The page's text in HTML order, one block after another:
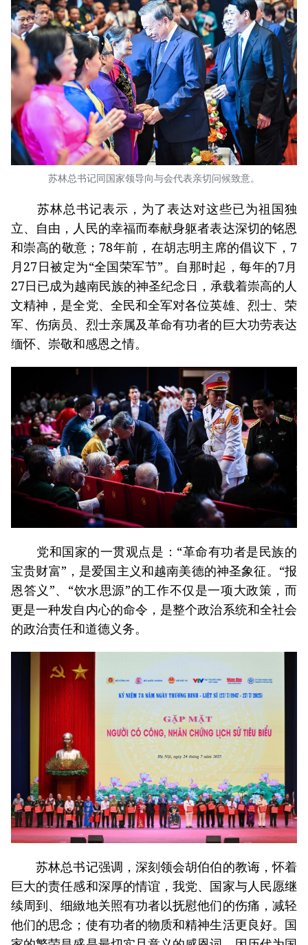
苏林总书记同国家领导向与会代表亲切问候致意。
苏林总书记表示，为了表达对这些已为祖国独
立、自由，人民的幸福而奉献身躯者表达深切的铭恩
和崇高的敬意；78年前，在胡志明主席的倡议下，7
月27日被定为“全国荣军节”。自那时起，每年的7月
27日已成为越南民族的神圣纪念日，承载着崇高的人
文精神，是全党、全民和全军对各位英雄、烈士、荣
军、伤病员、烈士亲属及革命有功者的巨大功劳表达
缅怀、崇敬和感恩之情。
党和国家的一贯观点是：“革命有功者是民族的
宝贵财富”，是爱国主义和越南美德的神圣象征。“报
恩答义”、“饮水思源”的工作不仅是一项大政策，而
更是一种发自内心的命令，是整个政治系统和全社会
的政治责任和道德义务。
苏林总书记强调，深刻领会胡伯伯的教诲，怀着
巨大的责任感和深厚的情谊，我党、国家与人民愿继
续周到、细緻地关照有功者以抚慰他们的伤痛，减轻
他们的思念；使有功者的物质和精神生活更良好。国